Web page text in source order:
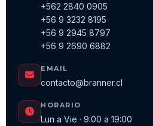
+562 2840 0905
+56 9 3232 8195
+56 9 2945 8797
+56 9 2690 6882
EMAIL
contacto@branner.cl
HORARIO
Lun a Vie · 9:00 a 19:00